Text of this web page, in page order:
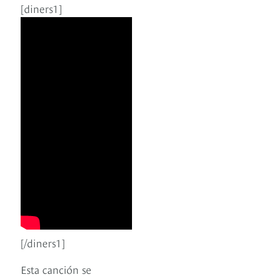
[diners1]
[/diners1]
Esta canción se